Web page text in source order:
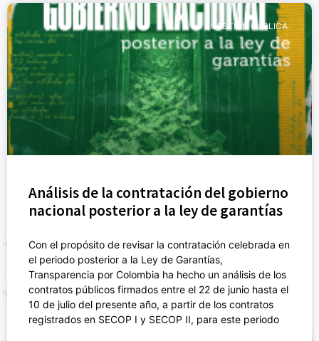
GESTIÓN PÚBLICA
Análisis de la contratación del gobierno
nacional posterior a la ley de garantías
Con el propósito de revisar la contratación celebrada en
el periodo posterior a la Ley de Garantías,
Transparencia por Colombia ha hecho un análisis de los
contratos públicos firmados entre el 22 de junio hasta el
10 de julio del presente año, a partir de los contratos
registrados en SECOP I y SECOP II, para este periodo